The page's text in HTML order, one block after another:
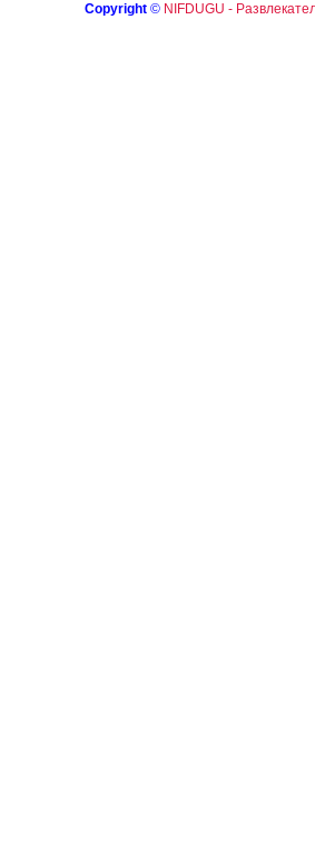
Copyright © NIFDUGU -